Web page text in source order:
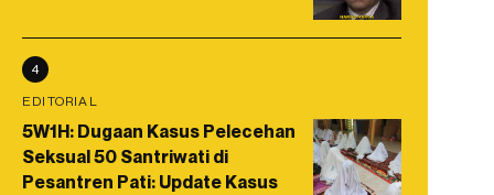
4
EDITORIAL
5W1H: Dugaan Kasus Pelecehan
Seksual 50 Santriwati di
Pesantren Pati: Update Kasus